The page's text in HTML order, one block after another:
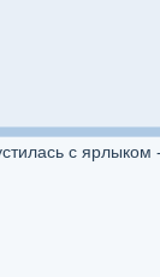
с ярлыком